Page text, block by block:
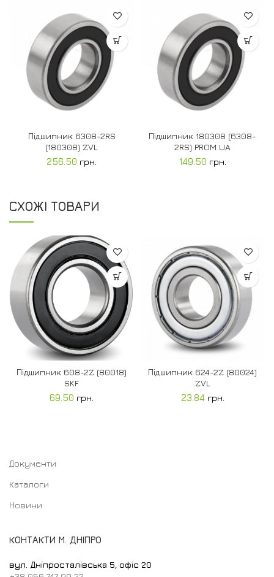
Підшипник 6308-2RS
(180308) ZVL
256.50 грн.
Підшипник 180308 (6308-
2RS) PROM UA
149.50 грн.
СХОЖІ ТОВАРИ
Підшипник 608-2Z (80018)
SKF
69.50 грн.
Підшипник 624-2Z (80024)
ZVL
23.84 грн.
Документи
Каталоги
Новини
КОНТАКТИ М. ДНІПРО
вул. Дніпросталівська 5, офіс 20